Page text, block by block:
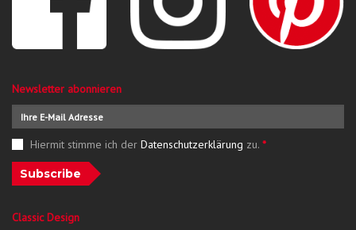
Newsletter abonnieren
Hiermit stimme ich der Datenschutzerklärung zu. *
Subscribe
Classic Design